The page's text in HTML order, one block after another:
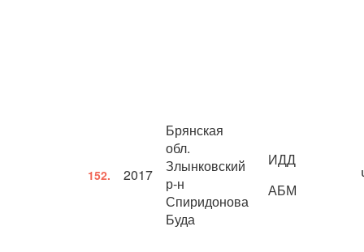
152. 2017
Брянская
обл.
Злынковский
р-н
Спиридонова
Буда
ИДД
АБМ